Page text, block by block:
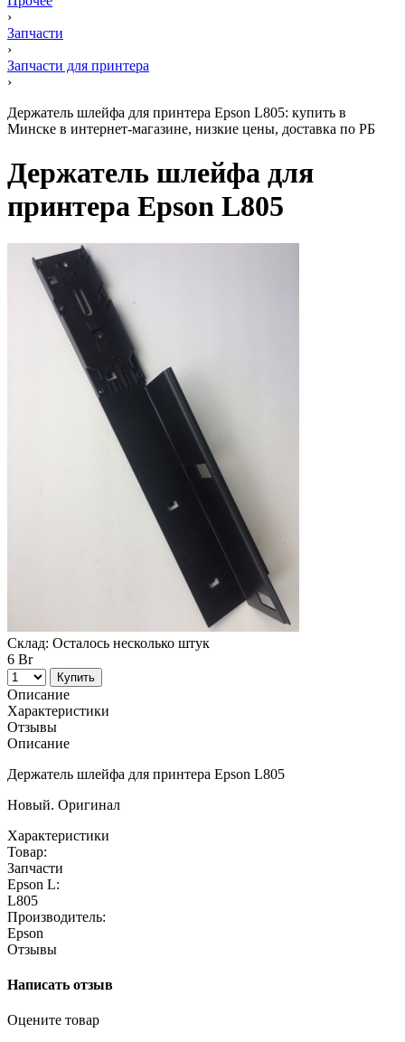
›
Запчасти
›
Запчасти для принтера
›
Держатель шлейфа для принтера Epson L805: купить в
Минске в интернет-магазине, низкие цены, доставка по РБ
Держатель шлейфа для
принтера Epson L805
Склад: Осталось несколько штук
6 Br
Купить
Описание
Характеристики
Отзывы
Описание
Держатель шлейфа для принтера Epson L805
Новый. Оригинал
Характеристики
Товар:
Запчасти
Epson L:
L805
Производитель:
Epson
Отзывы
Написать отзыв
Оцените товар